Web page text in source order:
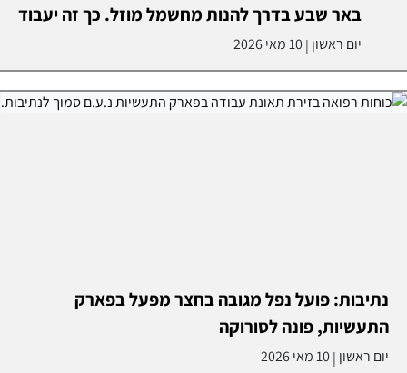
באר שבע בדרך להנות מחשמל מוזל. כך זה יעבוד
יום ראשון |10 מאי 2026
נתיבות: פועל נפל מגובה בחצר מפעל בפארק
התעשיות, פונה לסורוקה
יום ראשון |10 מאי 2026